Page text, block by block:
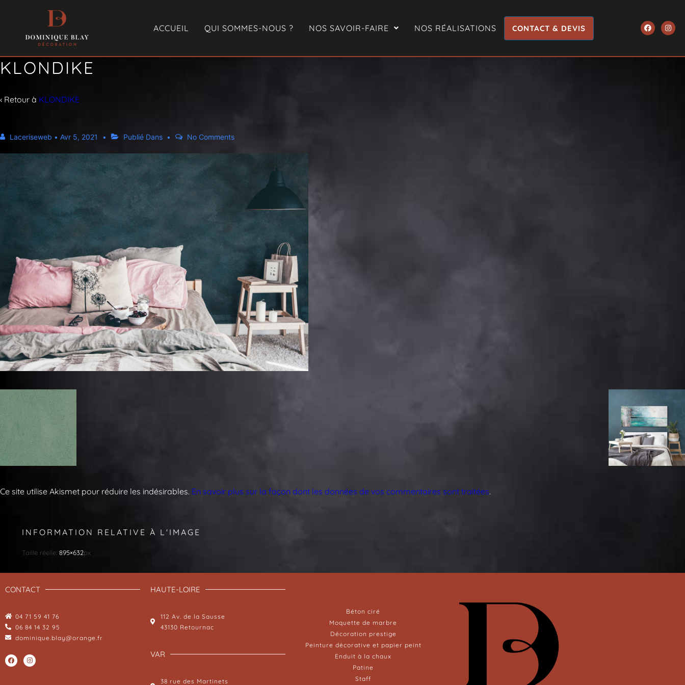
ACCUEIL QUI SOMMES-NOUS ? NOS SAVOIR-FAIRE NOS RÉALISATIONS CONTACT & DEVIS
KLONDIKE
‹ Retour à KLONDIKE
Laceriseweb • Avr 5, 2021 Publié Dans No Comments
Ce site utilise Akismet pour réduire les indésirables. En savoir plus sur la façon dont les données de vos commentaires sont traitées.
INFORMATION RELATIVE À L'IMAGE
Taille réelle: 895×632px
CONTACT
04 71 59 41 76
06 84 14 32 95
dominique.blay@orange.fr
HAUTE-LOIRE
112 Av. de la Sausse
43130 Retournac
VAR
38 rue des Martinets
Béton ciré
Moquette de marbre
Décoration prestige
Peinture décorative et papier peint
Enduit à la chaux
Patine
Staff